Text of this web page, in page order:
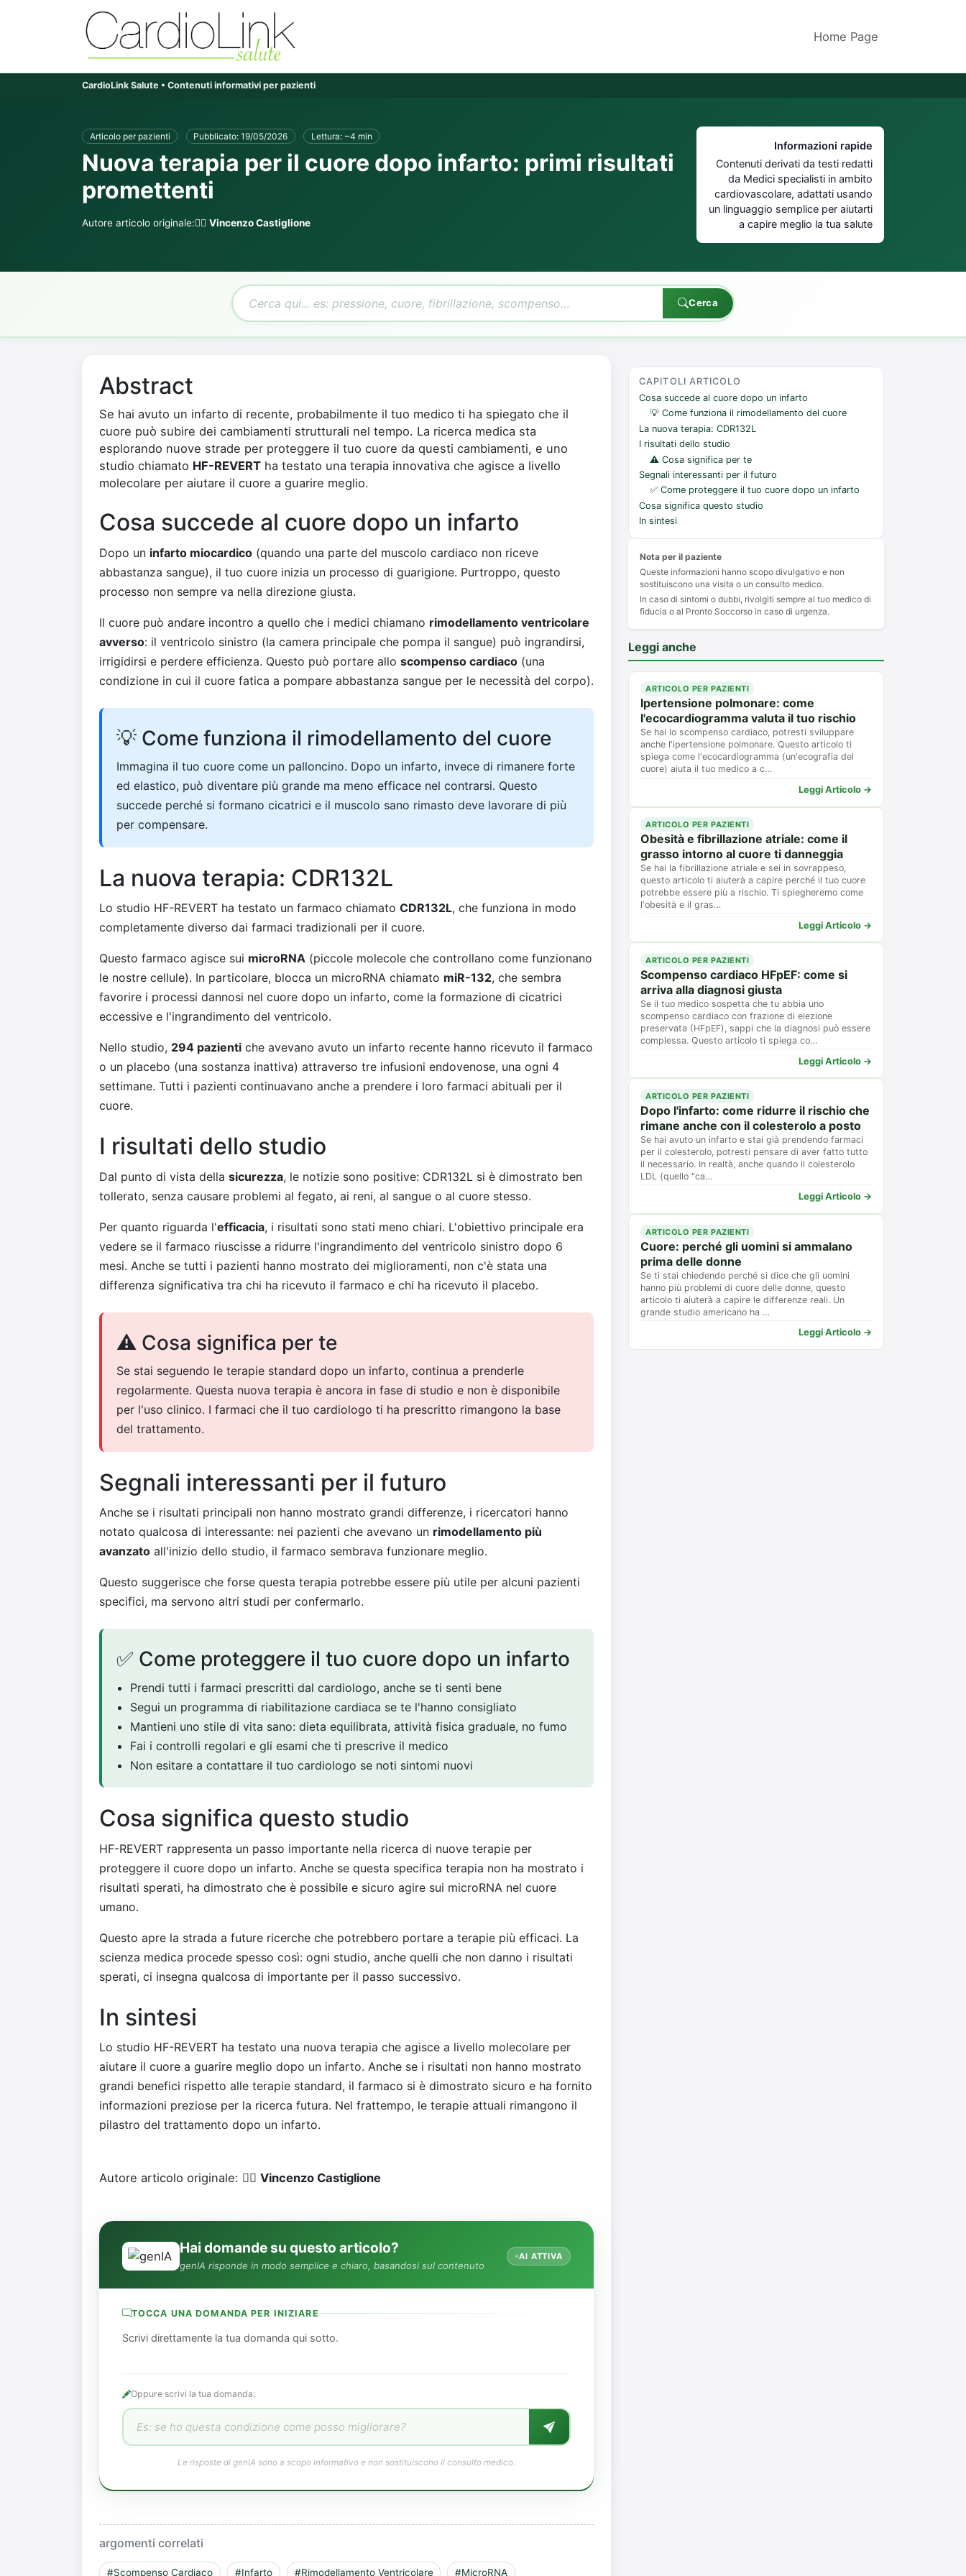
Home Page
CardioLink Salute • Contenuti informativi per pazienti
Articolo per pazienti Pubblicato: 19/05/2026 Lettura: ~4 min
Nuova terapia per il cuore dopo infarto: primi risultati
promettenti
Autore articolo originale:👨‍⚕️ Vincenzo Castiglione
Informazioni rapide
Contenuti derivati da testi redatti
da Medici specialisti in ambito
cardiovascolare, adattati usando
un linguaggio semplice per aiutarti
a capire meglio la tua salute
Cerca
Abstract
Se hai avuto un infarto di recente, probabilmente il tuo medico ti ha spiegato che il
cuore può subire dei cambiamenti strutturali nel tempo. La ricerca medica sta
esplorando nuove strade per proteggere il tuo cuore da questi cambiamenti, e uno
studio chiamato HF-REVERT ha testato una terapia innovativa che agisce a livello
molecolare per aiutare il cuore a guarire meglio.
Cosa succede al cuore dopo un infarto
Dopo un infarto miocardico (quando una parte del muscolo cardiaco non riceve
abbastanza sangue), il tuo cuore inizia un processo di guarigione. Purtroppo, questo
processo non sempre va nella direzione giusta.
Il cuore può andare incontro a quello che i medici chiamano rimodellamento ventricolare
avverso: il ventricolo sinistro (la camera principale che pompa il sangue) può ingrandirsi,
irrigidirsi e perdere efficienza. Questo può portare allo scompenso cardiaco (una
condizione in cui il cuore fatica a pompare abbastanza sangue per le necessità del corpo).
💡 Come funziona il rimodellamento del cuore
Immagina il tuo cuore come un palloncino. Dopo un infarto, invece di rimanere forte
ed elastico, può diventare più grande ma meno efficace nel contrarsi. Questo
succede perché si formano cicatrici e il muscolo sano rimasto deve lavorare di più
per compensare.
La nuova terapia: CDR132L
Lo studio HF-REVERT ha testato un farmaco chiamato CDR132L, che funziona in modo
completamente diverso dai farmaci tradizionali per il cuore.
Questo farmaco agisce sui microRNA (piccole molecole che controllano come funzionano
le nostre cellule). In particolare, blocca un microRNA chiamato miR-132, che sembra
favorire i processi dannosi nel cuore dopo un infarto, come la formazione di cicatrici
eccessive e l'ingrandimento del ventricolo.
Nello studio, 294 pazienti che avevano avuto un infarto recente hanno ricevuto il farmaco
o un placebo (una sostanza inattiva) attraverso tre infusioni endovenose, una ogni 4
settimane. Tutti i pazienti continuavano anche a prendere i loro farmaci abituali per il
cuore.
I risultati dello studio
Dal punto di vista della sicurezza, le notizie sono positive: CDR132L si è dimostrato ben
tollerato, senza causare problemi al fegato, ai reni, al sangue o al cuore stesso.
Per quanto riguarda l'efficacia, i risultati sono stati meno chiari. L'obiettivo principale era
vedere se il farmaco riuscisse a ridurre l'ingrandimento del ventricolo sinistro dopo 6
mesi. Anche se tutti i pazienti hanno mostrato dei miglioramenti, non c'è stata una
differenza significativa tra chi ha ricevuto il farmaco e chi ha ricevuto il placebo.
⚠️ Cosa significa per te
Se stai seguendo le terapie standard dopo un infarto, continua a prenderle
regolarmente. Questa nuova terapia è ancora in fase di studio e non è disponibile
per l'uso clinico. I farmaci che il tuo cardiologo ti ha prescritto rimangono la base
del trattamento.
Segnali interessanti per il futuro
Anche se i risultati principali non hanno mostrato grandi differenze, i ricercatori hanno
notato qualcosa di interessante: nei pazienti che avevano un rimodellamento più
avanzato all'inizio dello studio, il farmaco sembrava funzionare meglio.
Questo suggerisce che forse questa terapia potrebbe essere più utile per alcuni pazienti
specifici, ma servono altri studi per confermarlo.
✅ Come proteggere il tuo cuore dopo un infarto
Prendi tutti i farmaci prescritti dal cardiologo, anche se ti senti bene
Segui un programma di riabilitazione cardiaca se te l'hanno consigliato
Mantieni uno stile di vita sano: dieta equilibrata, attività fisica graduale, no fumo
Fai i controlli regolari e gli esami che ti prescrive il medico
Non esitare a contattare il tuo cardiologo se noti sintomi nuovi
Cosa significa questo studio
HF-REVERT rappresenta un passo importante nella ricerca di nuove terapie per
proteggere il cuore dopo un infarto. Anche se questa specifica terapia non ha mostrato i
risultati sperati, ha dimostrato che è possibile e sicuro agire sui microRNA nel cuore
umano.
Questo apre la strada a future ricerche che potrebbero portare a terapie più efficaci. La
scienza medica procede spesso così: ogni studio, anche quelli che non danno i risultati
sperati, ci insegna qualcosa di importante per il passo successivo.
In sintesi
Lo studio HF-REVERT ha testato una nuova terapia che agisce a livello molecolare per
aiutare il cuore a guarire meglio dopo un infarto. Anche se i risultati non hanno mostrato
grandi benefici rispetto alle terapie standard, il farmaco si è dimostrato sicuro e ha fornito
informazioni preziose per la ricerca futura. Nel frattempo, le terapie attuali rimangono il
pilastro del trattamento dopo un infarto.
Autore articolo originale: 👨‍⚕️ Vincenzo Castiglione
Hai domande su questo articolo?
genIA risponde in modo semplice e chiaro, basandosi sul contenuto
AI ATTIVA
TOCCA UNA DOMANDA PER INIZIARE
Scrivi direttamente la tua domanda qui sotto.
Oppure scrivi la tua domanda:
Le risposte di genIA sono a scopo informativo e non sostituiscono il consulto medico.
argomenti correlati
#Scompenso Cardiaco #Infarto #Rimodellamento Ventricolare #MicroRNA
CAPITOLI ARTICOLO
Cosa succede al cuore dopo un infarto
💡 Come funziona il rimodellamento del cuore
La nuova terapia: CDR132L
I risultati dello studio
⚠️ Cosa significa per te
Segnali interessanti per il futuro
✅ Come proteggere il tuo cuore dopo un infarto
Cosa significa questo studio
In sintesi
Nota per il paziente
Queste informazioni hanno scopo divulgativo e non
sostituiscono una visita o un consulto medico.
In caso di sintomi o dubbi, rivolgiti sempre al tuo medico di
fiducia o al Pronto Soccorso in caso di urgenza.
Leggi anche
ARTICOLO PER PAZIENTI
Ipertensione polmonare: come
l'ecocardiogramma valuta il tuo rischio
Se hai lo scompenso cardiaco, potresti sviluppare
anche l'ipertensione polmonare. Questo articolo ti
spiega come l'ecocardiogramma (un'ecografia del
cuore) aiuta il tuo medico a c…
Leggi Articolo →
ARTICOLO PER PAZIENTI
Obesità e fibrillazione atriale: come il
grasso intorno al cuore ti danneggia
Se hai la fibrillazione atriale e sei in sovrappeso,
questo articolo ti aiuterà a capire perché il tuo cuore
potrebbe essere più a rischio. Ti spiegheremo come
l'obesità e il gras…
Leggi Articolo →
ARTICOLO PER PAZIENTI
Scompenso cardiaco HFpEF: come si
arriva alla diagnosi giusta
Se il tuo medico sospetta che tu abbia uno
scompenso cardiaco con frazione di eiezione
preservata (HFpEF), sappi che la diagnosi può essere
complessa. Questo articolo ti spiega co…
Leggi Articolo →
ARTICOLO PER PAZIENTI
Dopo l'infarto: come ridurre il rischio che
rimane anche con il colesterolo a posto
Se hai avuto un infarto e stai già prendendo farmaci
per il colesterolo, potresti pensare di aver fatto tutto
il necessario. In realtà, anche quando il colesterolo
LDL (quello "ca…
Leggi Articolo →
ARTICOLO PER PAZIENTI
Cuore: perché gli uomini si ammalano
prima delle donne
Se ti stai chiedendo perché si dice che gli uomini
hanno più problemi di cuore delle donne, questo
articolo ti aiuterà a capire le differenze reali. Un
grande studio americano ha …
Leggi Articolo →